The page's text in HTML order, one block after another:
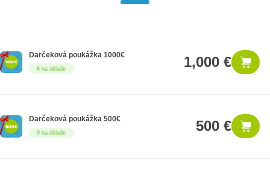
8 na sklade
Darčeková poukážka 1000€ 1,000 €
9 na sklade
Darčeková poukážka 500€ 500 €